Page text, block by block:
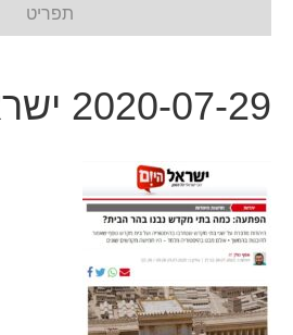
תפריט
2020-07-29 ישראל היום